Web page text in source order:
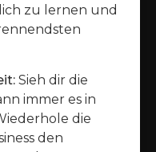
zu lernen und
Sieh dir die
immer es in
die
den